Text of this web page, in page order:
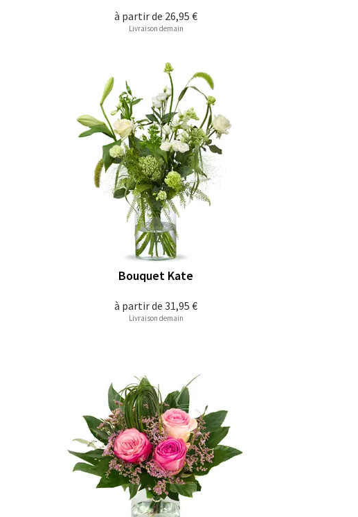
à partir de 26,95 €
Livraison demain
à partir de 31,95 €
Bouquet Kate
Livraison demain